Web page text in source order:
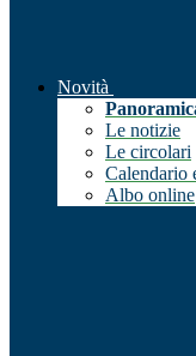
Novità
Le notizie
Le circolari
Calendario
Albo online